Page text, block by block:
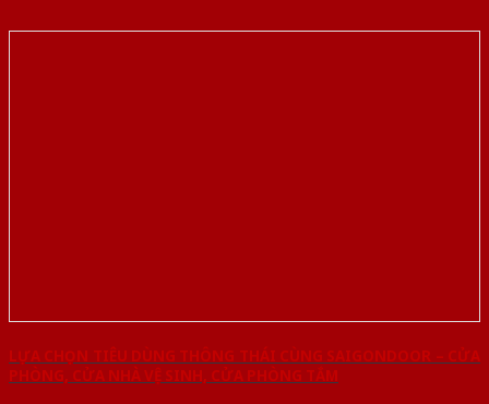
LỰA CHỌN TIÊU DÙNG THÔNG THÁI CÙNG SAIGONDOOR – CỬA
PHÒNG, CỬA NHÀ VỆ SINH, CỬA PHÒNG TẮM